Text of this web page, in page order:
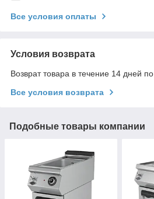
Все условия оплаты
Условия возврата
Возврат товара в течение 14 дней
Все условия возврата
Подобные товары компании